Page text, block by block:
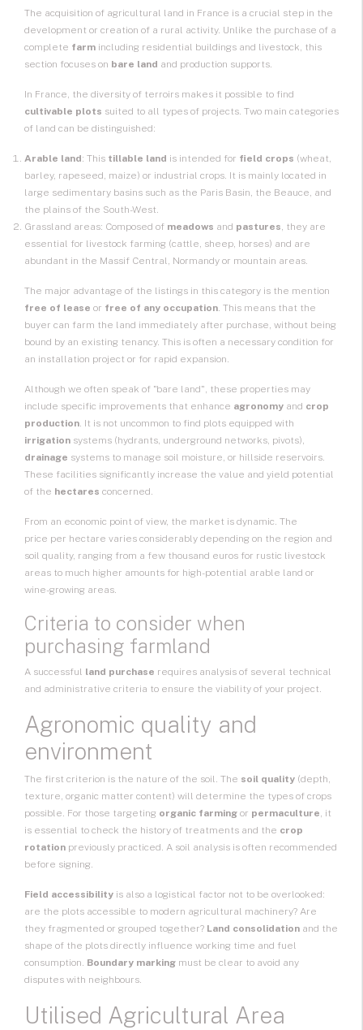
The acquisition of agricultural land in France is a crucial step in the
development or creation of a rural activity. Unlike the purchase of a
complete farm including residential buildings and livestock, this
section focuses on bare land and production supports.
In France, the diversity of terroirs makes it possible to find
cultivable plots suited to all types of projects. Two main categories
of land can be distinguished:
Arable land: This tillable land is intended for field crops (wheat,
barley, rapeseed, maize) or industrial crops. It is mainly located in
large sedimentary basins such as the Paris Basin, the Beauce, and
the plains of the South-West.
Grassland areas: Composed of meadows and pastures, they are
essential for livestock farming (cattle, sheep, horses) and are
abundant in the Massif Central, Normandy or mountain areas.
The major advantage of the listings in this category is the mention
free of lease or free of any occupation. This means that the
buyer can farm the land immediately after purchase, without being
bound by an existing tenancy. This is often a necessary condition for
an installation project or for rapid expansion.
Although we often speak of "bare land", these properties may
include specific improvements that enhance agronomy and crop
production. It is not uncommon to find plots equipped with
irrigation systems (hydrants, underground networks, pivots),
drainage systems to manage soil moisture, or hillside reservoirs.
These facilities significantly increase the value and yield potential
of the hectares concerned.
From an economic point of view, the market is dynamic. The
price per hectare varies considerably depending on the region and
soil quality, ranging from a few thousand euros for rustic livestock
areas to much higher amounts for high-potential arable land or
wine-growing areas.
Criteria to consider when
purchasing farmland
A successful land purchase requires analysis of several technical
and administrative criteria to ensure the viability of your project.
Agronomic quality and
environment
The first criterion is the nature of the soil. The soil quality (depth,
texture, organic matter content) will determine the types of crops
possible. For those targeting organic farming or permaculture, it
is essential to check the history of treatments and the crop
rotation previously practiced. A soil analysis is often recommended
before signing.
Field accessibility is also a logistical factor not to be overlooked:
are the plots accessible to modern agricultural machinery? Are
they fragmented or grouped together? Land consolidation and the
shape of the plots directly influence working time and fuel
consumption. Boundary marking must be clear to avoid any
disputes with neighbours.
Utilised Agricultural Area